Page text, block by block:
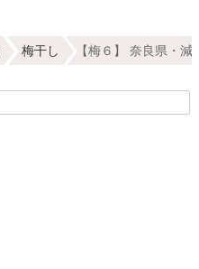
梅干し 【梅６】 奈良県・